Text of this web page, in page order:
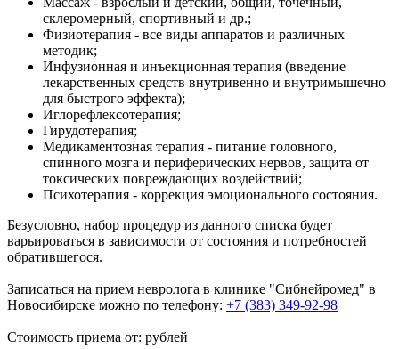
склеромерный, спортивный и др.;
Физиотерапия - все виды аппаратов и различных
методик;
Инфузионная и инъекционная терапия (введение
лекарственных средств внутривенно и внутримышечно
для быстрого эффекта);
Иглорефлексотерапия;
Гирудотерапия;
Медикаментозная терапия - питание головного,
спинного мозга и периферических нервов, защита от
токсических повреждающих воздействий;
Психотерапия - коррекция эмоционального состояния.
Безусловно, набор процедур из данного списка будет
варьироваться в зависимости от состояния и потребностей
обратившегося.
Записаться на прием невролога в клинике "Сибнейромед" в
Новосибирске можно по телефону: +7 (383) 349-92-98
Стоимость приема от: рублей